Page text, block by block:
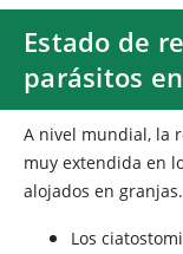
Estado de
parásitos
A nivel mundial, la
muy extendida en
alojados en granjas.
Los